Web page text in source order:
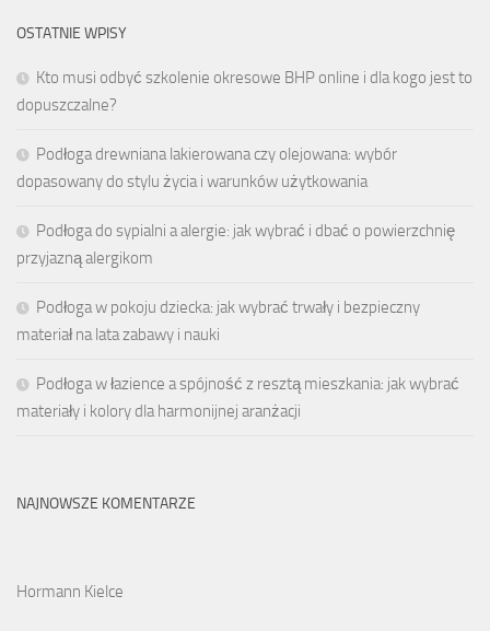
OSTATNIE WPISY
Kto musi odbyć szkolenie okresowe BHP online i dla kogo jest to
dopuszczalne?
Podłoga drewniana lakierowana czy olejowana: wybór
dopasowany do stylu życia i warunków użytkowania
Podłoga do sypialni a alergie: jak wybrać i dbać o powierzchnię
przyjazną alergikom
Podłoga w pokoju dziecka: jak wybrać trwały i bezpieczny
materiał na lata zabawy i nauki
Podłoga w łazience a spójność z resztą mieszkania: jak wybrać
materiały i kolory dla harmonijnej aranżacji
NAJNOWSZE KOMENTARZE
Hormann Kielce